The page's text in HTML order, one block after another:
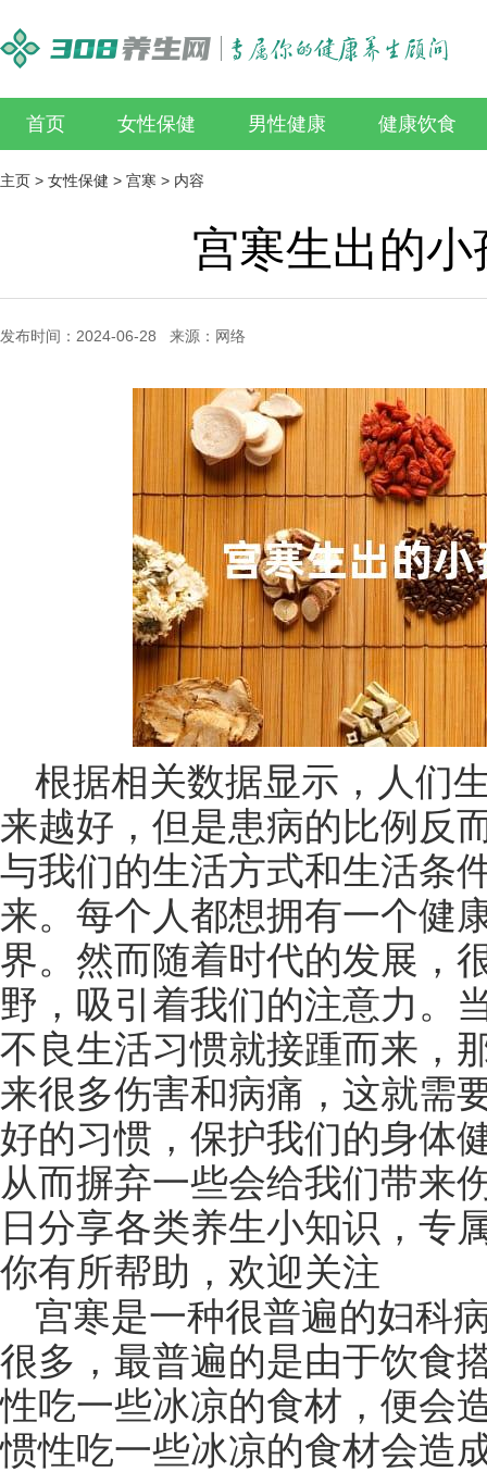
首页 女性保健 男性健康 健康饮食
主页 > 女性保健 > 宫寒 > 内容
宫寒生出的
发布时间：2024-06-28 来源：网络
根据相关数据显示，人们
来越好，但是患病的比例反
与我们的生活方式和生活条
来。每个人都想拥有一个健
界。然而随着时代的发展，
野，吸引着我们的注意力。
不良生活习惯就接踵而来，
来很多伤害和病痛，这就需
好的习惯，保护我们的身体
从而摒弃一些会给我们带来
日分享各类养生小知识，专
你有所帮助，欢迎关注
宫寒是一种很普遍的妇科
很多，最普遍的是由于饮食
性吃一些冰凉的食材，便会
惯性吃一些冰凉的食材会造